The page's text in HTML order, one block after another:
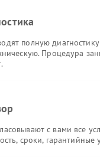
полную
Процедура
с вами все
сроки, гарантийные